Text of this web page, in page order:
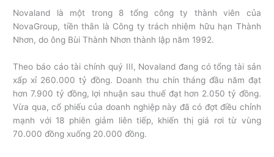
Novaland là một trong 8 tổng công ty thành viên của
NovaGroup, tiền thân là Công ty trách nhiệm hữu hạn Thành
Nhơn, do ông Bùi Thành Nhơn thành lập năm 1992.
Theo báo cáo tài chính quý III, Novaland đang có tổng tài sản
xấp xỉ 260.000 tỷ đồng. Doanh thu chín tháng đầu năm đạt
hơn 7.900 tỷ đồng, lợi nhuận sau thuế đạt hơn 2.050 tỷ đồng.
Vừa qua, cổ phiếu của doanh nghiệp này đã có đợt điều chỉnh
mạnh với 18 phiên giảm liên tiếp, khiến thị giá rơi từ vùng
70.000 đồng xuống 20.000 đồng.